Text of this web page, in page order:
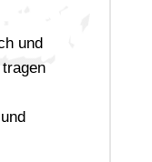
und